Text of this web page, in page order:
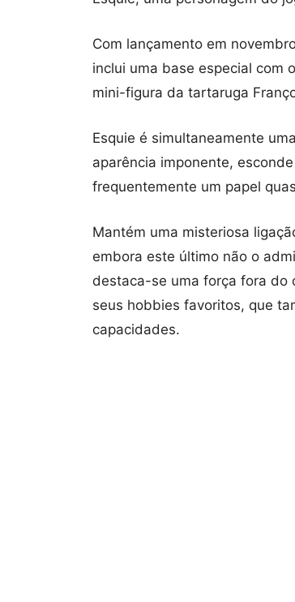
Com lançamento em
inclui uma base especial com
mini-figura da tartaruga
Esquie é simultaneamente
aparência imponente,
frequentemente um papel
Mantém uma misteriosa
embora este último não o
destaca-se uma força fora do
seus hobbies favoritos, que
capacidades.